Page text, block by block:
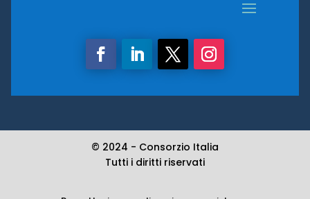
© 2024 - Consorzio Italia
Tutti i diritti riservati